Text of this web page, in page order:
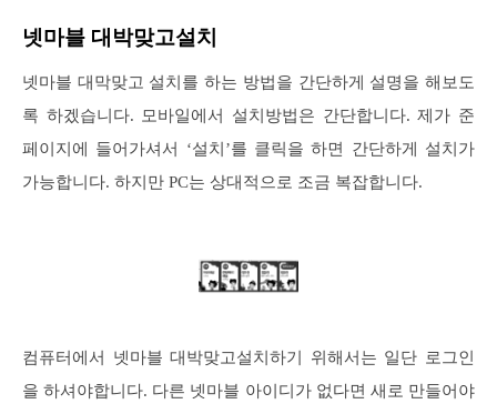
넷마블 대박맞고설치
넷마블 대막맞고 설치를 하는 방법을 간단하게 설명을 해보도
록 하겠습니다. 모바일에서 설치방법은 간단합니다. 제가 준
페이지에 들어가셔서 ‘설치’를 클릭을 하면 간단하게 설치가
가능합니다. 하지만 PC는 상대적으로 조금 복잡합니다.
컴퓨터에서 넷마블 대박맞고설치하기 위해서는 일단 로그인
을 하셔야합니다. 다른 넷마블 아이디가 없다면 새로 만들어야